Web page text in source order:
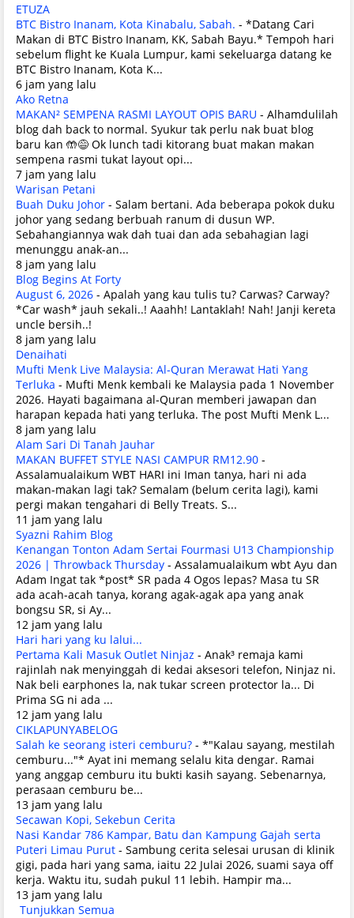
ETUZA
BTC Bistro Inanam, Kota Kinabalu, Sabah. - *Datang Cari
Makan di BTC Bistro Inanam, KK, Sabah Bayu.* Tempoh hari
sebelum flight ke Kuala Lumpur, kami sekeluarga datang ke
BTC Bistro Inanam, Kota K...
6 jam yang lalu
Ako Retna
MAKAN² SEMPENA RASMI LAYOUT OPIS BARU - Alhamdulilah
blog dah back to normal. Syukur tak perlu nak buat blog
baru kan 🤲😅 Ok lunch tadi kitorang buat makan makan
sempena rasmi tukat layout opi...
7 jam yang lalu
Warisan Petani
Buah Duku Johor - Salam bertani. Ada beberapa pokok duku
johor yang sedang berbuah ranum di dusun WP.
Sebahangiannya wak dah tuai dan ada sebahagian lagi
menunggu anak-an...
8 jam yang lalu
Blog Begins At Forty
August 6, 2026 - Apalah yang kau tulis tu? Carwas? Carway?
*Car wash* jauh sekali..! Aaahh! Lantaklah! Nah! Janji kereta
uncle bersih..!
8 jam yang lalu
Denaihati
Mufti Menk Live Malaysia: Al-Quran Merawat Hati Yang
Terluka - Mufti Menk kembali ke Malaysia pada 1 November
2026. Hayati bagaimana al-Quran memberi jawapan dan
harapan kepada hati yang terluka. The post Mufti Menk L...
8 jam yang lalu
Alam Sari Di Tanah Jauhar
MAKAN BUFFET STYLE NASI CAMPUR RM12.90 -
Assalamualaikum WBT HARI ini Iman tanya, hari ni ada
makan-makan lagi tak? Semalam (belum cerita lagi), kami
pergi makan tengahari di Belly Treats. S...
11 jam yang lalu
Syazni Rahim Blog
Kenangan Tonton Adam Sertai Fourmasi U13 Championship
2026 | Throwback Thursday - Assalamualaikum wbt Ayu dan
Adam Ingat tak *post* SR pada 4 Ogos lepas? Masa tu SR
ada acah-acah tanya, korang agak-agak apa yang anak
bongsu SR, si Ay...
12 jam yang lalu
Hari hari yang ku lalui...
Pertama Kali Masuk Outlet Ninjaz - Anak³ remaja kami
rajinlah nak menyinggah di kedai aksesori telefon, Ninjaz ni.
Nak beli earphones la, nak tukar screen protector la... Di
Prima SG ni ada ...
12 jam yang lalu
CIKLAPUNYABELOG
Salah ke seorang isteri cemburu? - *"Kalau sayang, mestilah
cemburu..."* Ayat ini memang selalu kita dengar. Ramai
yang anggap cemburu itu bukti kasih sayang. Sebenarnya,
perasaan cemburu be...
13 jam yang lalu
Secawan Kopi, Sekebun Cerita
Nasi Kandar 786 Kampar, Batu dan Kampung Gajah serta
Puteri Limau Purut - Sambung cerita selesai urusan di klinik
gigi, pada hari yang sama, iaitu 22 Julai 2026, suami saya off
kerja. Waktu itu, sudah pukul 11 lebih. Hampir ma...
13 jam yang lalu
Tunjukkan Semua